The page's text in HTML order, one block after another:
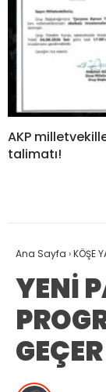
AKP
talimatı!
Ana Sayfa ›KÖŞE
YENİ